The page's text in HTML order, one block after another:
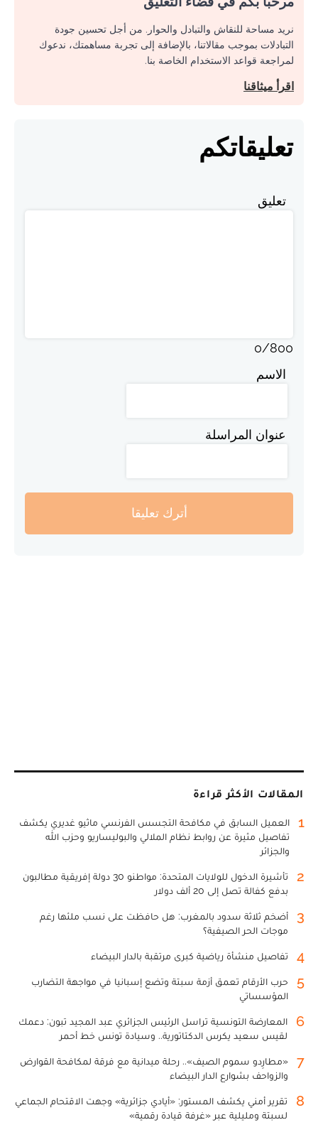
نريد مساحة للنقاش والتبادل والحوار. من أجل تحسين جودة
التبادلات بموجب مقالاتنا، بالإضافة إلى تجربة مساهمتك، ندعوك
لمراجعة قواعد الاستخدام الخاصة بنا.
اقرأ ميثاقنا
تعليقاتكم
تعليق
0/800
الاسم
عنوان المراسلة
أترك تعليقا
المقالات الأكثر قراءة
1
العميل السابق في مكافحة التجسس الفرنسي ماثيو غديري يكشف
تفاصيل مثيرة عن روابط نظام الملالي والبوليساريو وحزب الله
والجزائر
2
تأشيرة الدخول للولايات المتحدة: مواطنو 30 دولة إفريقية مطالبون
بدفع كفالة تصل إلى 20 ألف دولار
3
أضخم ثلاثة سدود بالمغرب: هل حافظت على نسب ملئها رغم
موجات الحر الصيفية؟
4 تفاصيل منشأة رياضية كبرى مرتقبة بالدار البيضاء
5
حرب الأرقام تعمق أزمة سبتة وتضع إسبانيا في مواجهة التضارب
المؤسساتي
6
المعارضة التونسية تراسل الرئيس الجزائري عبد المجيد تبون: دعمك
لقيس سعيد يكرس الدكتاتورية.. وسيادة تونس خط أحمر
7
«مطارِدو سموم الصيف».. رحلة ميدانية مع فرقة لمكافحة القوارض
والزواحف بشوارع الدار البيضاء
8
تقرير أمني يكشف المستور: «أيادي جزائرية» وجهت الاقتحام الجماعي
لسبتة ومليلية عبر «غرفة قيادة رقمية»